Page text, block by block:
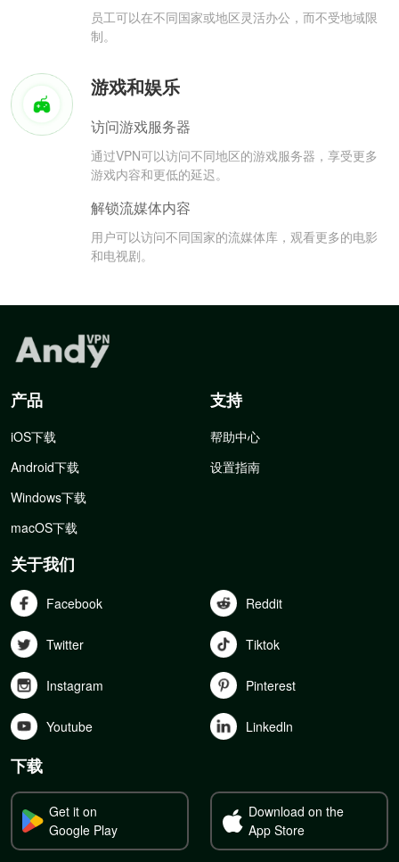
员工可以在不同国家或地区灵活办公，而不受地域限
制。
游戏和娱乐
访问游戏服务器
通过VPN可以访问不同地区的游戏服务器，享受更多
游戏内容和更低的延迟。
解锁流媒体内容
用户可以访问不同国家的流媒体库，观看更多的电影
和电视剧。
产品
iOS下载
Android下载
Windows下载
macOS下载
支持
帮助中心
设置指南
关于我们
Facebook Reddit
Twitter Tiktok
Instagram Pinterest
Youtube Linkedln
下载
Get it on
Google Play
Download on the
App Store